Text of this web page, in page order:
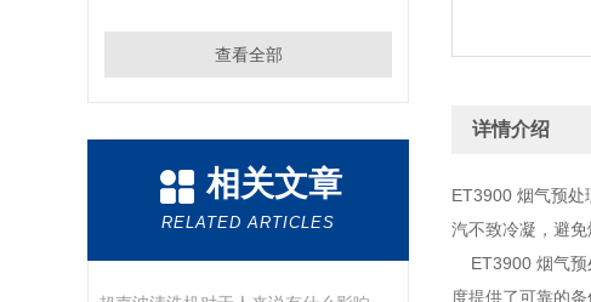
查看全部
相关文章
RELATED ARTICLES
详情介绍
ET3900 烟气预处
汽不致冷凝，避
ET3900 烟气预
度提供了可靠的条